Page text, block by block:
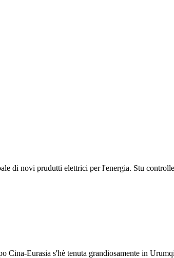
di novi prudutti elettrici per l'energia. Stu
Cina-Eurasia s'hè tenuta grandiosamente in